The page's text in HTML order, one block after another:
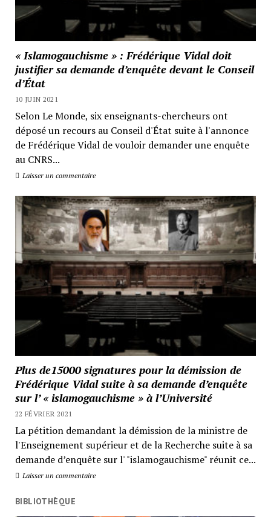
« Islamogauchisme » : Frédérique Vidal doit
justifier sa demande d’enquête devant le Conseil
d’État
10 JUIN 2021
Selon Le Monde, six enseignants-chercheurs ont
déposé un recours au Conseil d'État suite à l'annonce
de Frédérique Vidal de vouloir demander une enquête
au CNRS...
Laisser un commentaire
Plus de15000 signatures pour la démission de
Frédérique Vidal suite à sa demande d’enquête
sur l’ « islamogauchisme » à l’Université
22 FÉVRIER 2021
La pétition demandant la démission de la ministre de
l'Enseignement supérieur et de la Recherche suite à sa
demande d’enquête sur l' "islamogauchisme" réunit ce...
Laisser un commentaire
BIBLIOTHÈQUE